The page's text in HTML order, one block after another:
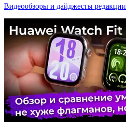
Видеообзоры и дайджесты редакции